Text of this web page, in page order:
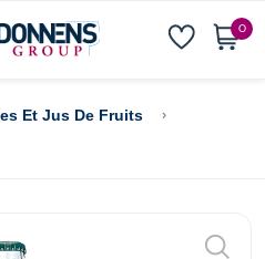
0
Et Jus De Fruits